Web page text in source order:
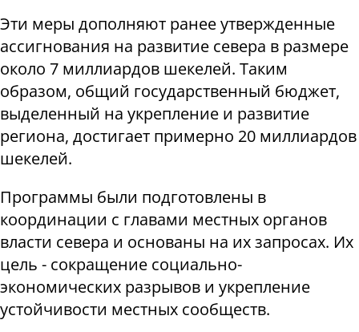
Эти меры дополняют ранее утвержденные
ассигнования на развитие севера в размере
около 7 миллиардов шекелей. Таким
образом, общий государственный бюджет,
выделенный на укрепление и развитие
региона, достигает примерно 20 миллиардов
шекелей.
Программы были подготовлены в
координации с главами местных органов
власти севера и основаны на их запросах. Их
цель - сокращение социально-
экономических разрывов и укрепление
устойчивости местных сообществ.